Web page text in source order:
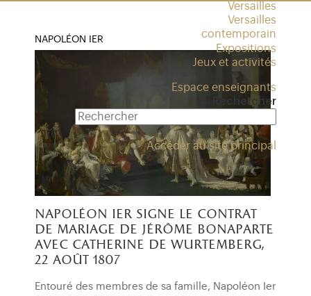
Versailles
Versailles
contemporain
Expositions
Jeux et activités
Espace enseignants
Rechercher
Accéder au site principal
NAPOLÉON IER
napoléon ier signe le contrat
de mariage de jérôme bonaparte
avec catherine de wurtemberg,
22 août 1807
Entouré des membres de sa famille, Napoléon Ier